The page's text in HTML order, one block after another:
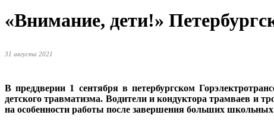
«Внимание, дети!»
31 августа 2021
В преддверии 1 сентября в петербургском
детского травматизма. Водители и кондуктора трамваев и
на особенности работы после завершения больших